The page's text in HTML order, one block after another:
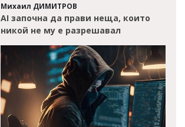
Михаил ДИМИТРОВ
AI започна да прави неща, които
никой не му е разрешавал